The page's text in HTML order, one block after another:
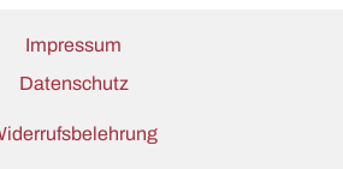
Impressum
Datenschutz